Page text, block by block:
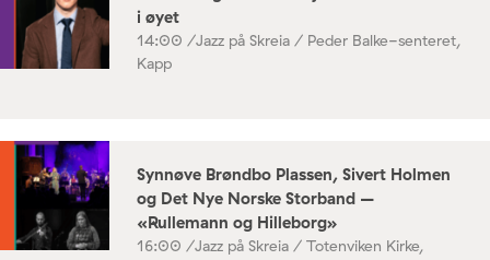
i øyet
14:00 /Jazz på Skreia / Peder Balke-senteret,
Kapp
Synnøve Brøndbo Plassen, Sivert Holmen
og Det Nye Norske Storband –
«Rullemann og Hilleborg»
16:00 /Jazz på Skreia / Totenviken Kirke,